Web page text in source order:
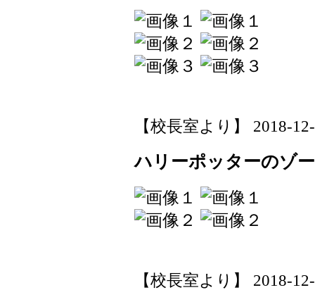
【校長室より】 2018-
ハリーポッターのゾ
【校長室より】 2018-